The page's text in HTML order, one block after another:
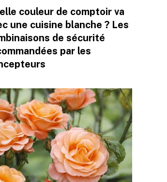
couleur de comptoir va
une cuisine blanche ? Les
de sécurité
par les